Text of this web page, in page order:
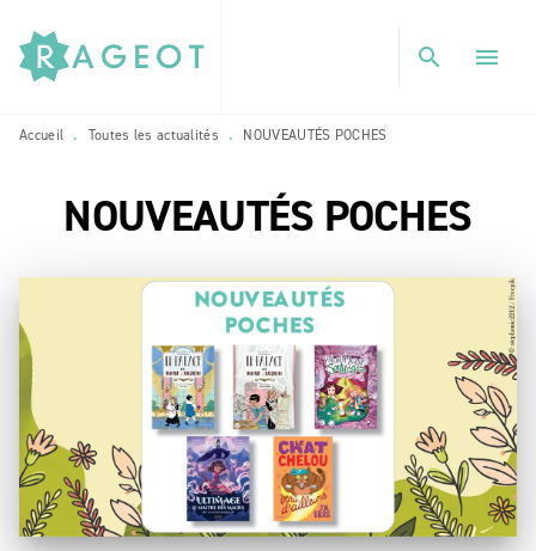
MENU RECHERCHE
PIED DE PAGE
search menu
Accueil • Toutes les actualités • NOUVEAUTÉS POCHES
NOUVEAUTÉS POCHES